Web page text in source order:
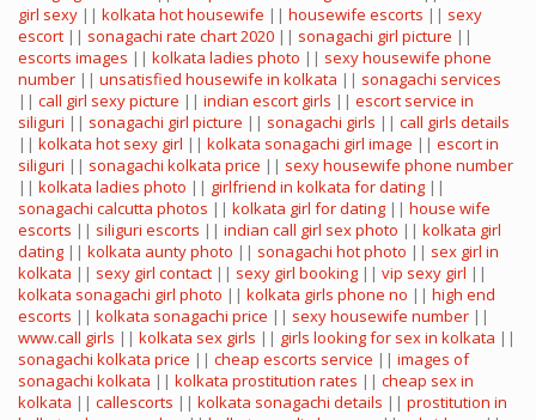
girl sexy || kolkata hot housewife || housewife escorts || sexy
escort || sonagachi rate chart 2020 || sonagachi girl picture ||
escorts images || kolkata ladies photo || sexy housewife phone
number || unsatisfied housewife in kolkata || sonagachi services
|| call girl sexy picture || indian escort girls || escort service in
siliguri || sonagachi girl picture || sonagachi girls || call girls details
|| kolkata hot sexy girl || kolkata sonagachi girl image || escort in
siliguri || sonagachi kolkata price || sexy housewife phone number
|| kolkata ladies photo || girlfriend in kolkata for dating ||
sonagachi calcutta photos || kolkata girl for dating || house wife
escorts || siliguri escorts || indian call girl sex photo || kolkata girl
dating || kolkata aunty photo || sonagachi hot photo || sex girl in
kolkata || sexy girl contact || sexy girl booking || vip sexy girl ||
kolkata sonagachi girl photo || kolkata girls phone no || high end
escorts || kolkata sonagachi price || sexy housewife number ||
www.call girls || kolkata sex girls || girls looking for sex in kolkata ||
sonagachi kolkata price || cheap escorts service || images of
sonagachi kolkata || kolkata prostitution rates || cheap sex in
kolkata || callescorts || kolkata sonagachi details || prostitution in